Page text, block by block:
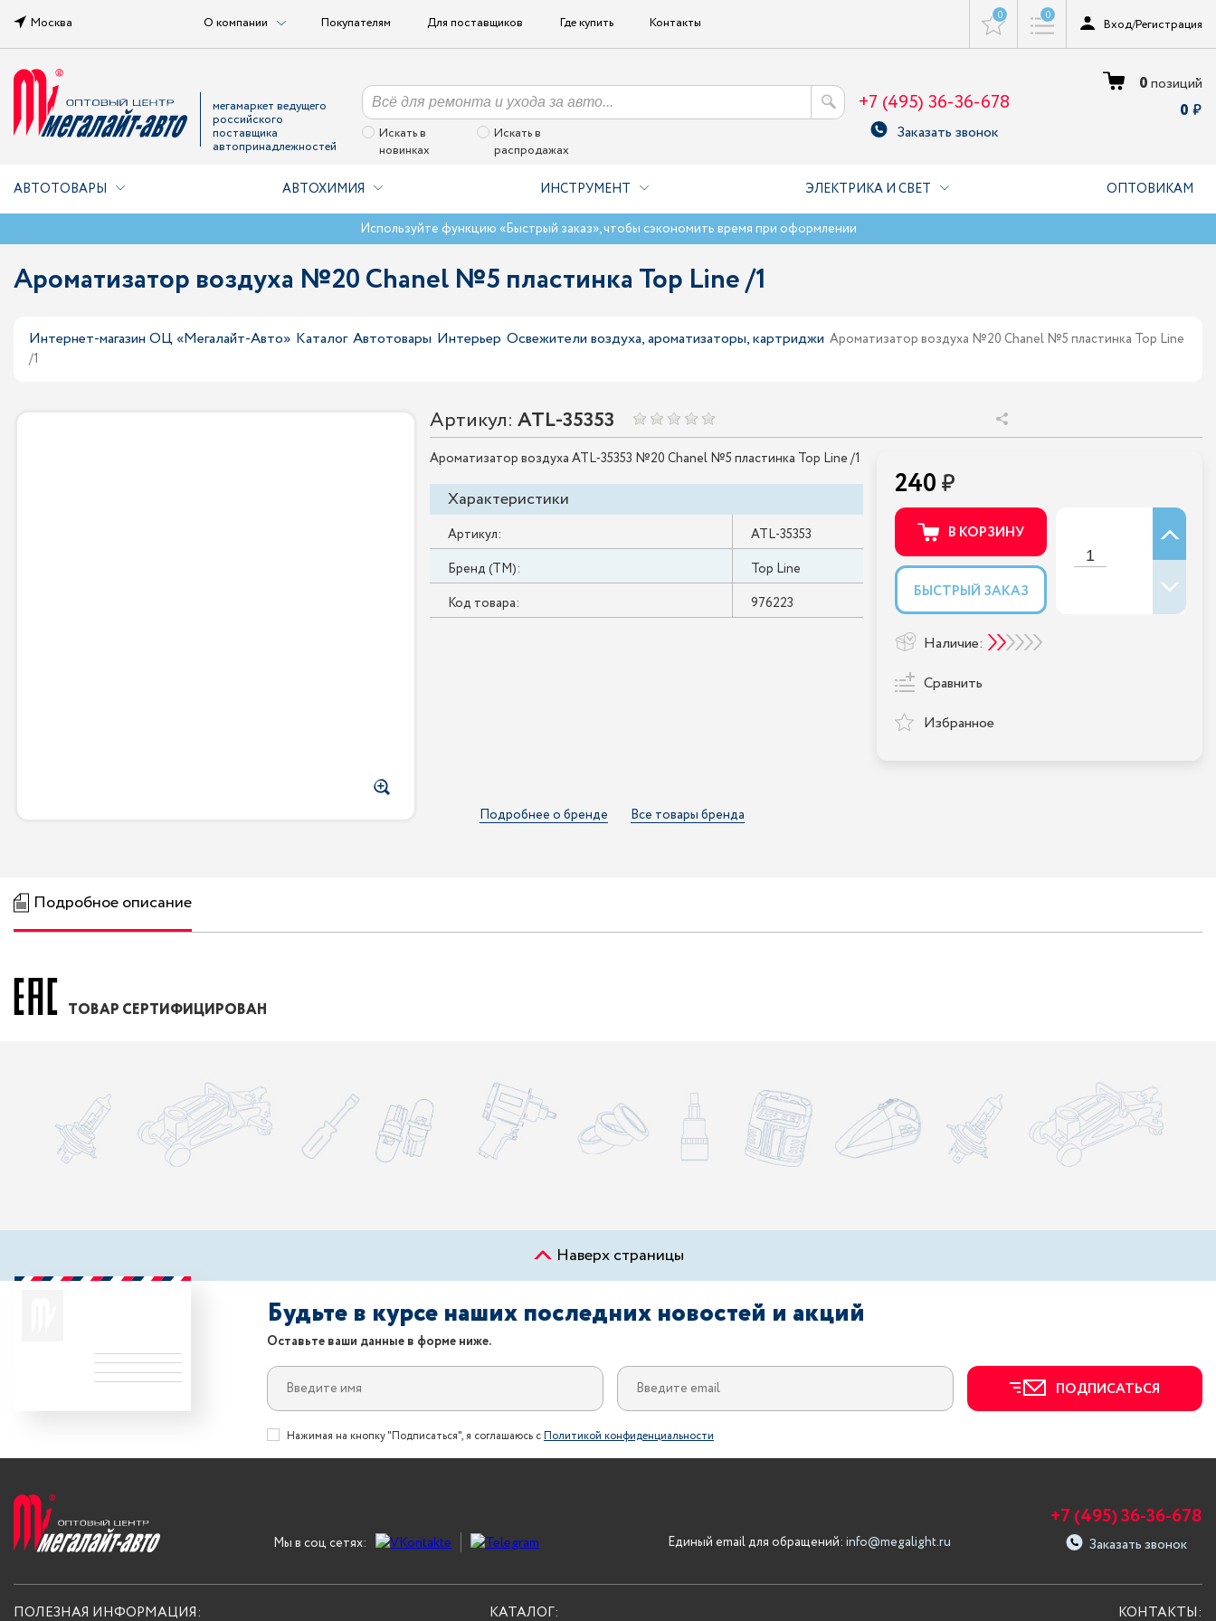
Москва О компании Покупателям Для поставщиков Где купить Контакты 0 0
Вход/Регистрация
мегамаркет ведущего
российского
поставщика
автопринадлежностей
Искать в
новинках
Искать в
распродажах
+7 (495) 36-36-678
Заказать звонок
0позиций
0
АВТОТОВАРЫ АВТОХИМИЯ ИНСТРУМЕНТ ЭЛЕКТРИКА И СВЕТ ОПТОВИКАМ
Используйте функцию «Быстрый заказ», чтобы сэкономить время при оформлении
Ароматизатор воздуха №20 Chanel №5 пластинка Top Line /1
Интернет-магазин ОЦ «Мегалайт-Авто» Каталог Автотовары Интерьер Освежители воздуха, ароматизаторы, картриджи Ароматизатор воздуха №20 Chanel №5 пластинка Top Line
/1
Артикул: ATL-35353
Ароматизатор воздуха ATL-35353 №20 Chanel №5 пластинка Top Line /1
Характеристики
Артикул:
ATL-35353
Бренд (ТМ):
Top Line
Код товара:
976223
240
В КОРЗИНУ
БЫСТРЫЙ ЗАКАЗ
Наличие:
Сравнить
Избранное
Подробнее о бренде Все товары бренда
Подробное описание
ТОВАР СЕРТИФИЦИРОВАН
Наверх страницы
Будьте в курсе наших последних новостей и акций
Оставьте ваши данные в форме ниже.
ПОДПИСАТЬСЯ
Нажимая на кнопку "Подписаться", я соглашаюсь сПолитикой конфиденциальности
Мы в соц сетях: Единый email для обращений: info@megalight.ru
+7 (495) 36-36-678
Заказать звонок
ПОЛЕЗНАЯ ИНФОРМАЦИЯ: КАТАЛОГ: КОНТАКТЫ: